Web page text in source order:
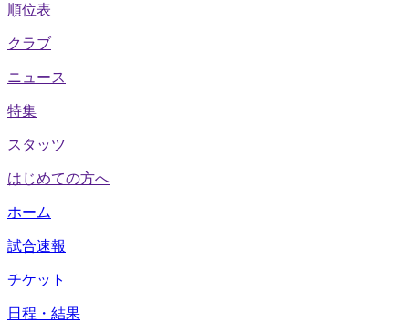
順位表
クラブ
ニュース
特集
スタッツ
はじめての方へ
ホーム
試合速報
チケット
日程・結果